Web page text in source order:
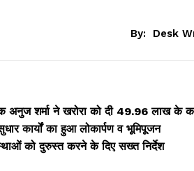
By: Desk
शर्मा ने खरोरा को दी ₹49.96 लाख के
कार्यों का हुआ लोकार्पण व भूमिपूजन
को दुरुस्त करने के दिए सख्त निर्देश